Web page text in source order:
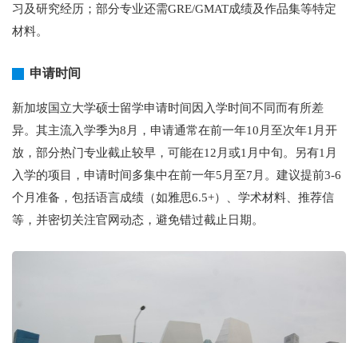
习及研究经历；部分专业还需GRE/GMAT成绩及作品集等特定
材料。
申请时间
新加坡国立大学硕士留学申请时间因入学时间不同而有所差
异。其主流入学季为8月，申请通常在前一年10月至次年1月开
放，部分热门专业截止较早，可能在12月或1月中旬。另有1月
入学的项目，申请时间多集中在前一年5月至7月。建议提前3-6
个月准备，包括语言成绩（如雅思6.5+）、学术材料、推荐信
等，并密切关注官网动态，避免错过截止日期。